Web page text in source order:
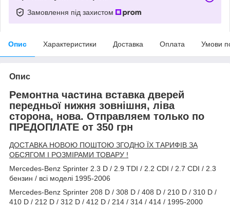
Замовлення під захистом
Опис Характеристики Доставка Оплата Умови
Опис
Ремонтна частина вставка дверей
передньої нижня зовнішня, ліва
сторона, нова. Отправляем только по
ПРЕДОПЛАТЕ от 350 грн
ДОСТАВКА НОВОЮ ПОШТОЮ ЗГОДНО ЇХ ТАРИФІВ ЗА
ОБСЯГОМ І РОЗМІРАМИ ТОВАРУ !
Mercedes-Benz Sprinter 2.3 D / 2.9 TDI / 2.2 CDI / 2.7 CDI / 2.3
бензин / всі моделі 1995-2006
Mercedes-Benz Sprinter 208 D / 308 D / 408 D / 210 D / 310 D /
410 D / 212 D / 312 D / 412 D / 214 / 314 / 414 / 1995-2000